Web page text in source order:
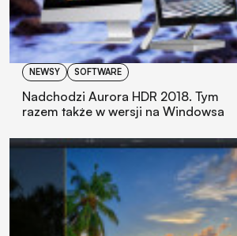
NEWSY SOFTWARE
Nadchodzi Aurora HDR 2018. Tym
razem także w wersji na Windowsa